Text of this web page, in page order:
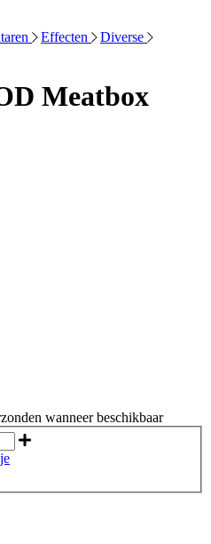
Effecten
Diverse
Meatbox
wanneer beschikbaar